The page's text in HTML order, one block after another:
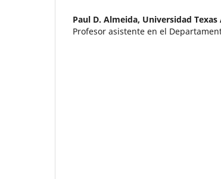
Paul D. Almeida, Universidad Texas
Profesor asistente en el